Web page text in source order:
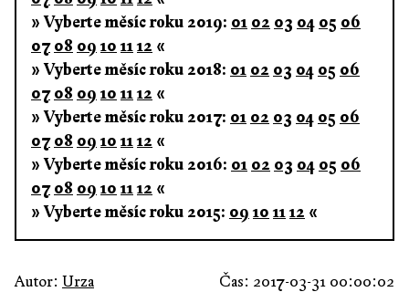
» Vyberte měsíc roku 2019: 01 02 03 04 05 06
07 08 09 10 1112 «
» Vyberte měsíc roku 2018: 01 02 03 04 05 06
07 08 09 10 1112 «
» Vyberte měsíc roku 2017: 01 02 03 04 05 06
07 08 09 10 1112 «
» Vyberte měsíc roku 2016: 01 02 03 04 05 06
07 08 09 10 1112 «
» Vyberte měsíc roku 2015: 09 10 1112 «
Autor: Urza Čas: 2017-03-31 00:00:02